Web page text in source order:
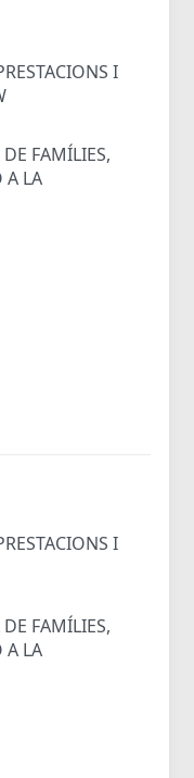
I
FAMÍLIES,
A LA
I
FAMÍLIES,
A LA